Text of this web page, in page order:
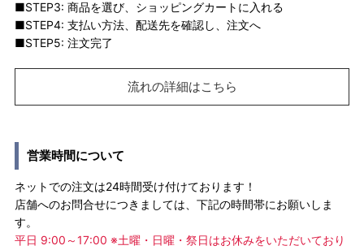
■STEP3: 商品を選び、ショッピングカートに入れる
■STEP4: 支払い方法、配送先を確認し、注文へ
■STEP5: 注文完了
流れの詳細はこちら
営業時間について
ネットでの注文は24時間受け付けております！
店舗へのお問合せにつきましては、下記の時間帯にお願いしま
す。
平日 9:00～17:00 ※土曜・日曜・祭日はお休みをいただいており